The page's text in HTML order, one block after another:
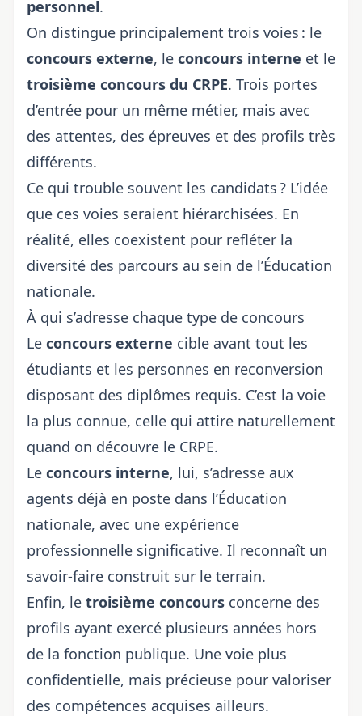
personnel.
On distingue principalement trois voies : le
concours externe, le concours interne et le
troisième concours du CRPE. Trois portes
d’entrée pour un même métier, mais avec
des attentes, des épreuves et des profils très
différents.
Ce qui trouble souvent les candidats ? L’idée
que ces voies seraient hiérarchisées. En
réalité, elles coexistent pour refléter la
diversité des parcours au sein de l’Éducation
nationale.
À qui s’adresse chaque type de concours
Le concours externe cible avant tout les
étudiants et les personnes en reconversion
disposant des diplômes requis. C’est la voie
la plus connue, celle qui attire naturellement
quand on découvre le CRPE.
Le concours interne, lui, s’adresse aux
agents déjà en poste dans l’Éducation
nationale, avec une expérience
professionnelle significative. Il reconnaît un
savoir-faire construit sur le terrain.
Enfin, le troisième concours concerne des
profils ayant exercé plusieurs années hors
de la fonction publique. Une voie plus
confidentielle, mais précieuse pour valoriser
des compétences acquises ailleurs.